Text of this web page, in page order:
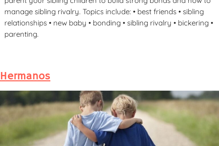
manage sibling rivalry. Topics include: • best friends • sibling
relationships • new baby • bonding • sibling rivalry • bickering •
parenting.
Hermanos